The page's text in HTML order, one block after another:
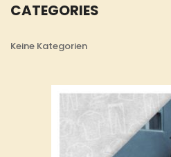
CATEGORIES
Keine Kategorien